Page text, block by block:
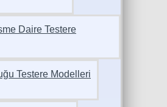
Daire Testere
Testere Modelleri